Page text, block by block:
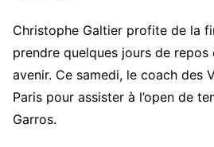
Christophe Galtier profite de la
prendre quelques jours de
avenir. Ce samedi, le coach des
Paris pour assister à l’open de
Garros.